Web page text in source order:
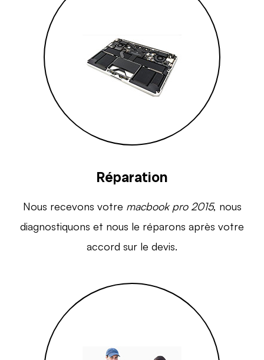
Réparation
Nous recevons votre macbook pro 2015, nous
diagnostiquons et nous le réparons après votre
accord sur le devis.